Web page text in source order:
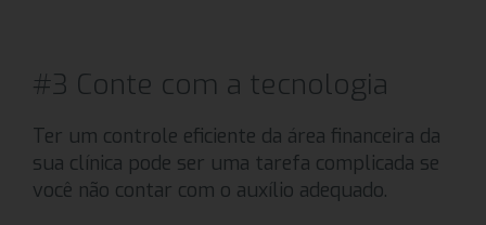
#3 Conte com a tecnologia
Ter um controle eficiente da área financeira da
sua clínica pode ser uma tarefa complicada se
você não contar com o auxílio adequado.